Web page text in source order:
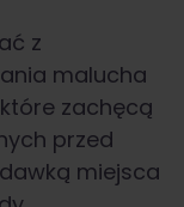
z
malucha
zachęcą
przed
miejsca